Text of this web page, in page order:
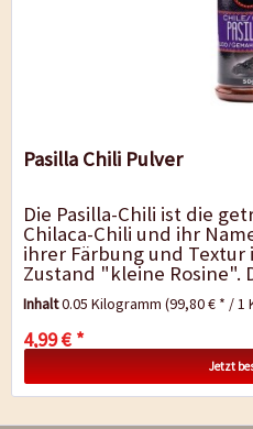
Pasilla Chili Pulver
Die Pasilla-Chili ist die
Chilaca-Chili und ihr
ihrer Färbung und
Zustand "kleine Rosine".
ihres milden Geschmacks
Inhalt0.05 Kilogramm(99,80 € * / 1
4,99 € *
Jetzt